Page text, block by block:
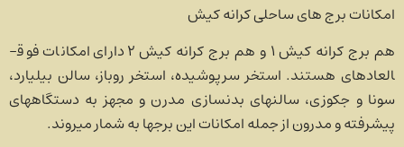
امکانات برج های ساحلی کرانه کیش
هم برج کرانه کیش ۱ و هم برج کرانه کیش ۲ دارای امکانات فوق­
العاده­ای هستند. استخر سرپوشیده، استخر روباز، سالن بیلیارد،
سونا و جکوزی، سالن­های بدنسازی مدرن و مجهز به دستگاه­های
پیشرفته و مدرون از جمله امکانات این برج­ها به شمار می­روند.